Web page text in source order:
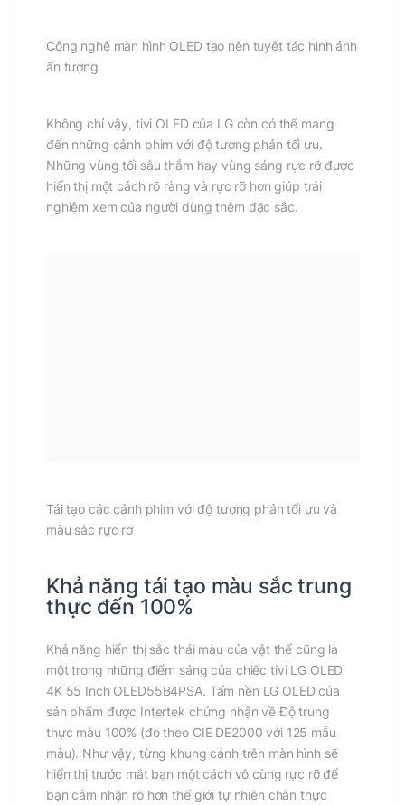
Công nghệ màn hình OLED tạo nên tuyệt tác hình ảnh
ấn tượng
Không chỉ vậy, tivi OLED của LG còn có thể mang
đến những cảnh phim với độ tương phản tối ưu.
Những vùng tối sâu thẳm hay vùng sáng rực rỡ được
hiển thị một cách rõ ràng và rực rỡ hơn giúp trải
nghiệm xem của người dùng thêm đặc sắc.
Tái tạo các cảnh phim với độ tương phản tối ưu và
màu sắc rực rỡ
Khả năng tái tạo màu sắc trung
thực đến 100%
Khả năng hiển thị sắc thái màu của vật thể cũng là
một trong những điểm sáng của chiếc tivi LG OLED
4K 55 Inch OLED55B4PSA. Tấm nền LG OLED của
sản phẩm được Intertek chứng nhận về Độ trung
thực màu 100% (đo theo CIE DE2000 với 125 mẫu
màu). Như vậy, từng khung cảnh trên màn hình sẽ
hiển thị trước mắt bạn một cách vô cùng rực rỡ để
bạn cảm nhận rõ hơn thế giới tự nhiên chân thực